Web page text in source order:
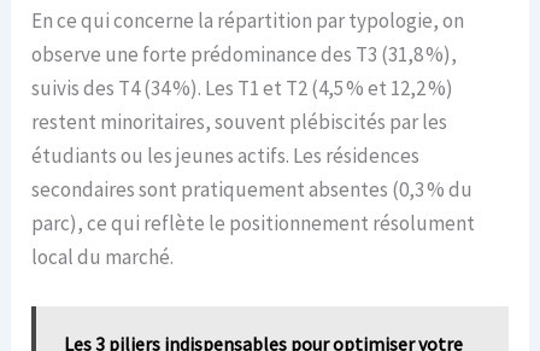
En ce qui concerne la répartition par typologie, on
observe une forte prédominance des T3 (31,8 %),
suivis des T4 (34 %). Les T1 et T2 (4,5 % et 12,2 %)
restent minoritaires, souvent plébiscités par les
étudiants ou les jeunes actifs. Les résidences
secondaires sont pratiquement absentes (0,3 % du
parc), ce qui reflète le positionnement résolument
local du marché.
Les 3 piliers indispensables pour optimiser votre